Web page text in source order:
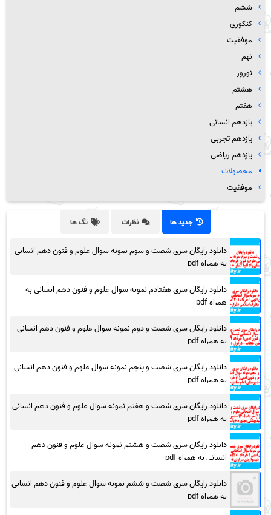
ششم
کنکوری
موفقیت
نهم
نوروز
هشتم
هفتم
یازدهم انسانی
یازدهم تجربی
یازدهم ریاضی
محصولات
موفقیت
جدید ها نظرات تگ ها
دانلود رایگان سری شصت و سوم نمونه سوال علوم و فنون دهم انسانی
به همراه pdf
دانلود رایگان سری هفتادم نمونه سوال علوم و فنون دهم انسانی به
همراه pdf
دانلود رایگان سری شصت و دوم نمونه سوال علوم و فنون دهم انسانی
به همراه pdf
دانلود رایگان سری شصت و پنجم نمونه سوال علوم و فنون دهم انسانی
به همراه pdf
دانلود رایگان سری شصت و هفتم نمونه سوال علوم و فنون دهم انسانی
به همراه pdf
دانلود رایگان سری شصت و هشتم نمونه سوال علوم و فنون دهم
انسانی به همراه pdf
دانلود رایگان سری شصت و ششم نمونه سوال علوم و فنون دهم انسانی
به همراه pdf